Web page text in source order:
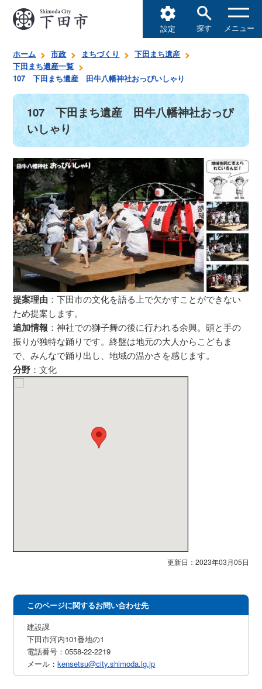
設定 探す メニュー
ホーム 市政 まちづくり
下田まち遺産
下田まち遺産一覧
107 下田まち遺産 田牛八幡神社おっぴいしゃり
107 下田まち遺産 田牛八幡神社おっぴ
いしゃり
提案理由 ：下田市の文化を語る上で欠かすことができない
ため提案します。
追加情報 ：神社での獅子舞の後に行われる余興。頭と手の
振りが独特な踊りです。終盤は地元の大人からこどもま
で、みんなで踊り出し、地域の温かさを感じます。
分野 ：文化
更新日：2023年03月05日
このページに関するお問い合わせ先
建設課
下田市河内101番地の1
電話番号：0558-22-2219
メール：kensetsu@city.shimoda.lg.jp